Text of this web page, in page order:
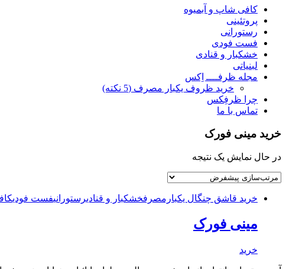
کافی شاپ و آبمیوه
پروتئینی
رستورانی
فست فودی
خشکبار و قنادی
لبنیاتی
مجله ظرفــــ اِکس
خرید ظروف یکبار مصرف (5 نکته)
چرا ظرفِکس
تماس با ما
خرید مینی فورک
در حال نمایش یک نتیجه
خرید قاشق چنگال یکبارمصرفخشکبار و قنادیرستورانیفست فودی
مینی فورک
خرید